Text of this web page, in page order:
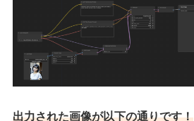
出力された画像が以下の通りです！